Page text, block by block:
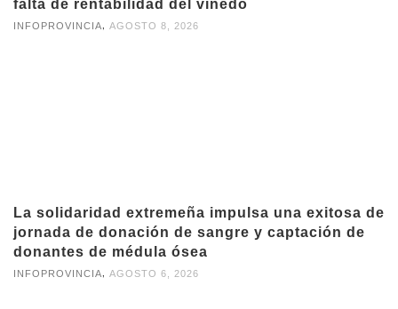
falta de rentabilidad del viñedo
INFOPROVINCIA AGOSTO 8, 2026
La solidaridad extremeña impulsa una exitosa de
jornada de donación de sangre y captación de
donantes de médula ósea
INFOPROVINCIA AGOSTO 6, 2026